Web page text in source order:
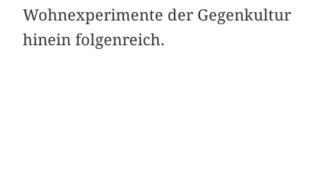
Wohnexperimente der Gegenkultur
hinein folgenreich.